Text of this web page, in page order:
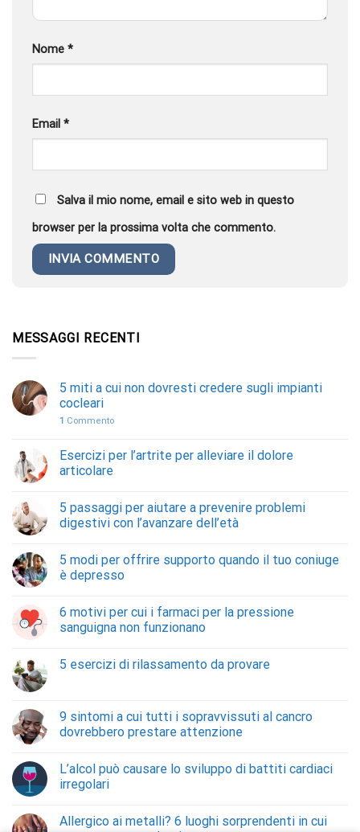
Nome *
Email *
Salva il mio nome, email e sito web in questo
browser per la prossima volta che commento.
MESSAGGI RECENTI
5 miti a cui non dovresti credere sugli impianti
cocleari
1 Commento
Esercizi per l’artrite per alleviare il dolore
articolare
5 passaggi per aiutare a prevenire problemi
digestivi con l’avanzare dell’età
5 modi per offrire supporto quando il tuo coniuge
è depresso
6 motivi per cui i farmaci per la pressione
sanguigna non funzionano
5 esercizi di rilassamento da provare
9 sintomi a cui tutti i sopravvissuti al cancro
dovrebbero prestare attenzione
L’alcol può causare lo sviluppo di battiti cardiaci
irregolari
Allergico ai metalli? 6 luoghi sorprendenti in cui